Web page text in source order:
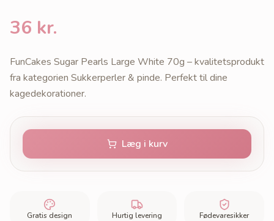
36 kr.
FunCakes Sugar Pearls Large White 70g – kvalitetsprodukt
fra kategorien Sukkerperler & pinde. Perfekt til dine
kagedekorationer.
Læg i kurv
Gratis design Hurtig levering Fødevaresikker